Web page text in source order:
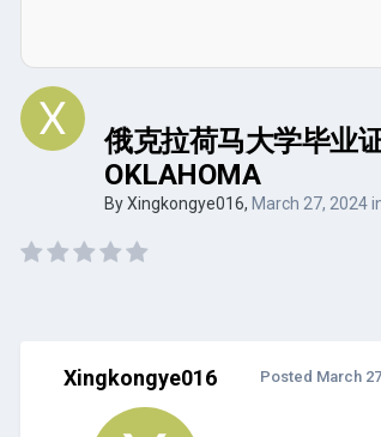
俄克拉荷马大学毕业
OKLAHOMA
ByXingkongye016, March 27, 2024
Xingkongye016 Posted March